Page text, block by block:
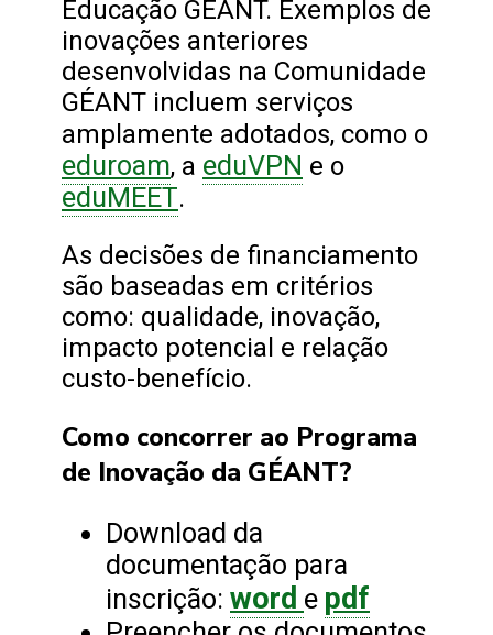
Educação GÉANT. Exemplos de
inovações anteriores
desenvolvidas na Comunidade
GÉANT incluem serviços
amplamente adotados, como o
eduroam, a eduVPN e o
eduMEET.
As decisões de financiamento
são baseadas em critérios
como: qualidade, inovação,
impacto potencial e relação
custo-benefício.
Como concorrer ao Programa
de Inovação da GÉANT?
Download da
documentação para
inscrição: word e pdf